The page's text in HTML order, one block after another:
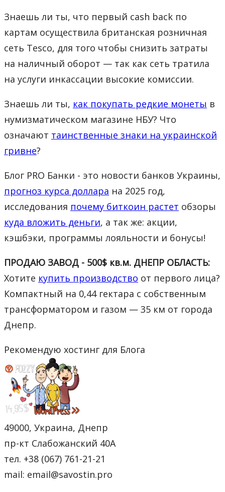
Знаешь ли ты, что первый cash back по
картам осуществила британская розничная
сеть Tesco, для того чтобы снизить затраты
на наличный оборот — так как сеть тратила
на услуги инкассации высокие комиссии.
Знаешь ли ты, как покупать редкие монеты в
нумизматическом магазине НБУ? Что
означают таинственные знаки на украинской
гривне?
Блог PRO Банки - это новости банков Украины,
прогноз курса доллара на 2025 год,
исследования почему биткоин растет обзоры
куда вложить деньги, а так же: акции,
кэшбэки, программы лояльности и бонусы!
ПРОДАЮ ЗАВОД - 500$ кв.м. ДНЕПР ОБЛАСТЬ:
Хотите купить производство от первого лица?
Компактный на 0,44 гектара с собственным
трансформатором и газом — 35 км от города
Днепр.
Рекомендую хостинг для Блога
49000, Украина, Днепр
пр-кт Слабожанский 40А
тел. +38 (067) 761-21-21
mail: email@savostin.pro